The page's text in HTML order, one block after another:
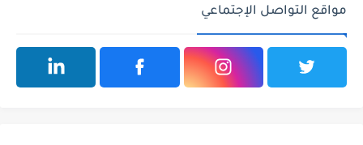
مواقع التواصل الإجتماعي